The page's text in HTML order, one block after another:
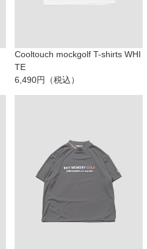
Cooltouch mockgolf T-shirts WHI
TE
6,490円（税込）